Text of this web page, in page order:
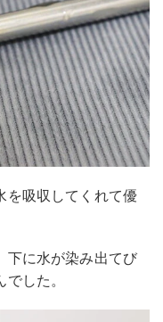
を吸収してくれて優
下に水が染み出てび
した。